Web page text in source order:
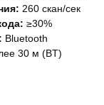
260 скан/сек
≥30%
Bluetooth
30 м (BT)